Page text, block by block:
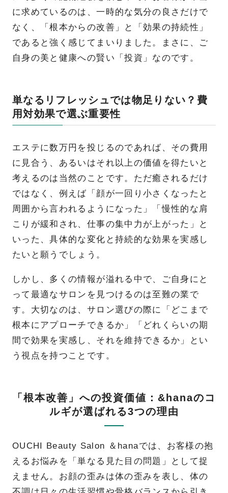
に求めているのは、一時的な気分の良さだけで
なく、「根本からの改善」と「効果の持続性」
であると強く感じてまいりました。まさに、ご
自身の美と健康への賢い「投資」なのです。
単なるリフレッシュでは物足りない？費
用対効果で選ぶ重要性
エステに数万円を投じるのであれば、その費用
に見合う、あるいはそれ以上の価値を得たいと
考えるのは当然のことです。ただ癒されるだけ
ではなく、例えば「顔が一回り小さくなったと
周囲から言われるようになった」「慢性的な肩
こりが緩和され、仕事の集中力が上がった」と
いった、具体的な変化と持続的な効果を実感し
たいと願うでしょう。
しかし、多くの情報が溢れる中で、ご自身にと
って最適なサロンを見つけるのは至難の業で
す。大切なのは、サロン選びの際に「どこまで
根本にアプローチできるか」「どれくらいの期
間で効果を実感し、それを維持できるか」とい
う視点を持つことです。
「根本改善」への投資価値：&hanaのコ
ルギが選ばれる3つの理由
OUCHI Beauty Salon ＆hanaでは、お客様の抱
えるお悩みを「単なる見た目の問題」として捉
えません。お顔の歪みは体の歪みを表し、体の